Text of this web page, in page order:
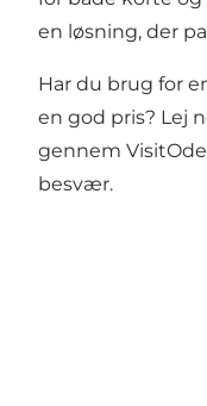
en løsning, der
Har du brug for
en god pris? Lej
gennem
besvær.